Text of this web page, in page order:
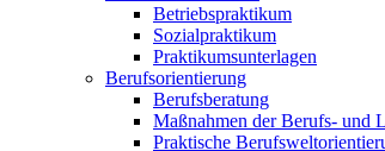
Betriebspraktikum
Sozialpraktikum
Praktikumsunterlagen
Berufsorientierung
Berufsberatung
Maßnahmen der Berufs- und
Praktische